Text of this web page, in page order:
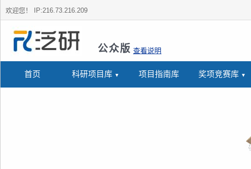
欢迎您！ IP:216.73.216.209
公众版 查看说明
首页 科研项目库 项目指南库 奖项竞赛库